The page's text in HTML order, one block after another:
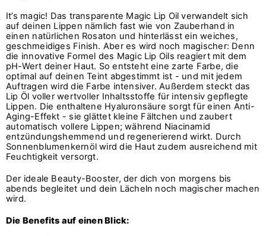
It’s magic! Das transparente Magic Lip Oil verwandelt sich
auf deinen Lippen nämlich fast wie von Zauberhand in
einen natürlichen Rosaton und hinterlässt ein weiches,
geschmeidiges Finish. Aber es wird noch magischer: Denn
die innovative Formel des Magic Lip Oils reagiert mit dem
pH-Wert deiner Haut. So entsteht eine zarte Farbe, die
optimal auf deinen Teint abgestimmt ist - und mit jedem
Auftragen wird die Farbe intensiver. Außerdem steckt das
Lip Öl voller wertvoller Inhaltsstoffe für intensiv gepflegte
Lippen. Die enthaltene Hyaluronsäure sorgt für einen Anti-
Aging-Effekt - sie glättet kleine Fältchen und zaubert
automatisch vollere Lippen; während Niacinamid
entzündungshemmend und regenerierend wirkt. Durch
Sonnenblumenkernöl wird die Haut zudem ausreichend mit
Feuchtigkeit versorgt.
Der ideale Beauty-Booster, der dich von morgens bis
abends begleitet und dein Lächeln noch magischer machen
wird.
Die Benefits auf einen Blick: